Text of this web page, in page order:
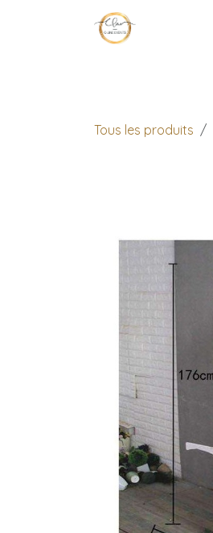
Se rendre au contenu
Tous les produits